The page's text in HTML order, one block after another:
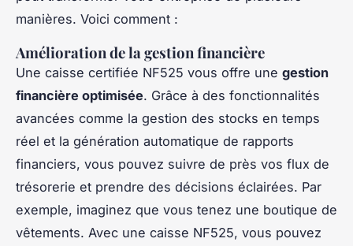
manières. Voici comment :
Amélioration de la gestion financière
Une caisse certifiée NF525 vous offre une gestion
financière optimisée. Grâce à des fonctionnalités
avancées comme la gestion des stocks en temps
réel et la génération automatique de rapports
financiers, vous pouvez suivre de près vos flux de
trésorerie et prendre des décisions éclairées. Par
exemple, imaginez que vous tenez une boutique de
vêtements. Avec une caisse NF525, vous pouvez